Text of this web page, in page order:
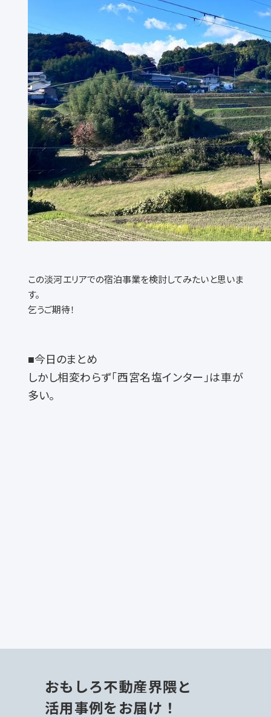
この淡河エリアでの宿泊事業を検討してみたいと思いま
す。
乞うご期待！
■今日のまとめ
しかし相変わらず「西宮名塩インター」は車が
多い。
おもしろ不動産界隈と
活用事例をお届け！